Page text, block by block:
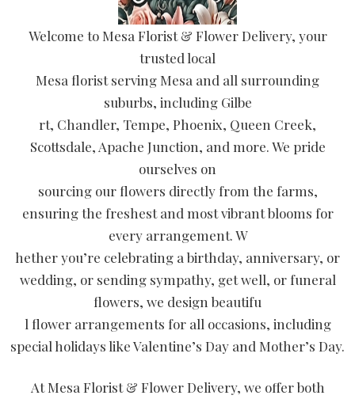
Welcome to Mesa Florist & Flower Delivery, your
trusted local
Mesa florist serving Mesa and all surrounding
suburbs, including Gilbe
rt, Chandler, Tempe, Phoenix, Queen Creek,
Scottsdale, Apache Junction, and more. We pride
ourselves on
sourcing our flowers directly from the farms,
ensuring the freshest and most vibrant blooms for
every arrangement. W
hether you’re celebrating a birthday, anniversary, or
wedding, or sending sympathy, get well, or funeral
flowers, we design beautifu
l flower arrangements for all occasions, including
special holidays like Valentine’s Day and Mother’s Day.
At Mesa Florist & Flower Delivery, we offer both